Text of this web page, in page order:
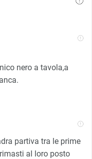
nero a tavola,a
partiva tra le prime
al loro posto